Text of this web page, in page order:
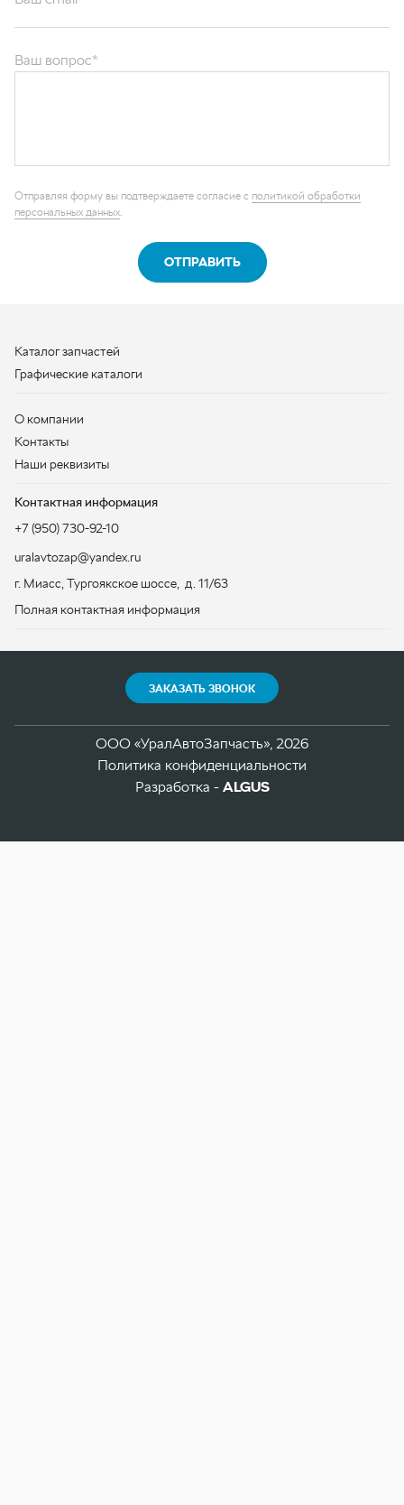
персональных данных
Каталог запчастей
Контактная информация
+7 (950) 730-92-10
uralavtozap@yandex.ru
г. Миасс, Тургоякское шоссе, д. 11/63
Полная контактная информация
Политика конфиденциальности